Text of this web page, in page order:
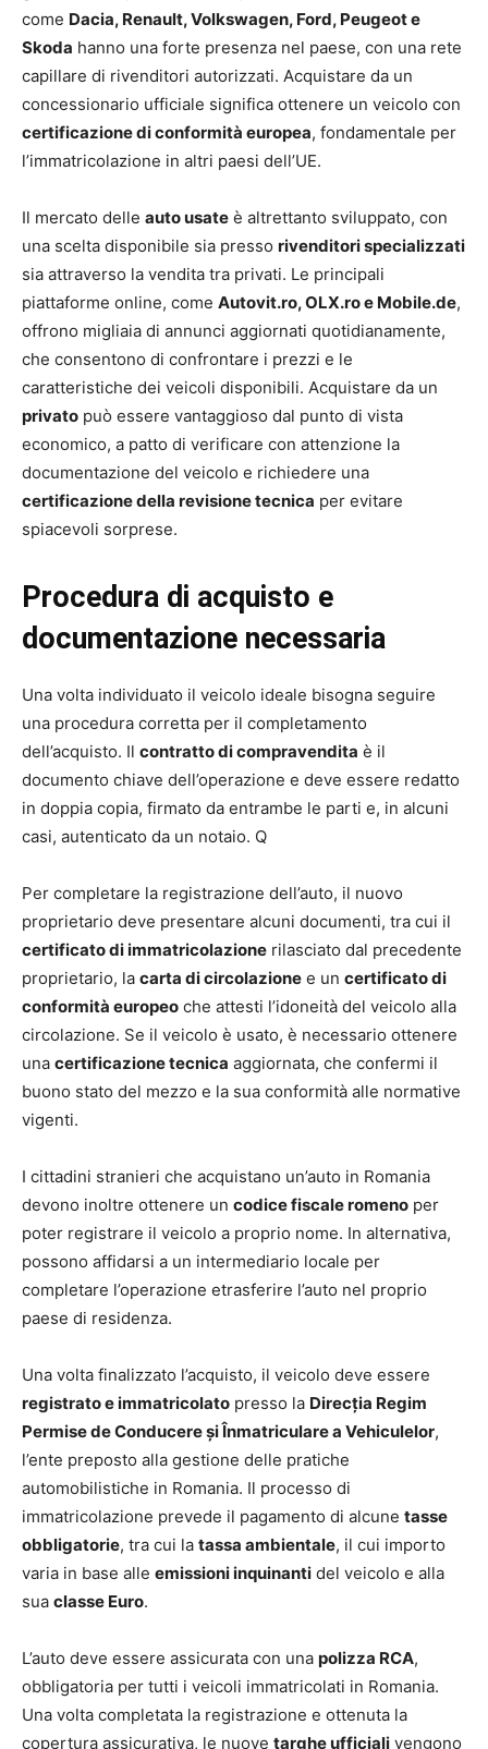
come Dacia, Renault, Volkswagen, Ford, Peugeot e
Skoda hanno una forte presenza nel paese, con una rete
capillare di rivenditori autorizzati. Acquistare da un
concessionario ufficiale significa ottenere un veicolo con
certificazione di conformità europea, fondamentale per
l’immatricolazione in altri paesi dell’UE.
Il mercato delle auto usate è altrettanto sviluppato, con
una scelta disponibile sia presso rivenditori specializzati
sia attraverso la vendita tra privati. Le principali
piattaforme online, come Autovit.ro, OLX.ro e Mobile.de,
offrono migliaia di annunci aggiornati quotidianamente,
che consentono di confrontare i prezzi e le
caratteristiche dei veicoli disponibili. Acquistare da un
privato può essere vantaggioso dal punto di vista
economico, a patto di verificare con attenzione la
documentazione del veicolo e richiedere una
certificazione della revisione tecnica per evitare
spiacevoli sorprese.
Procedura di acquisto e
documentazione necessaria
Una volta individuato il veicolo ideale bisogna seguire
una procedura corretta per il completamento
dell’acquisto. Il contratto di compravendita è il
documento chiave dell’operazione e deve essere redatto
in doppia copia, firmato da entrambe le parti e, in alcuni
casi, autenticato da un notaio. Q
Per completare la registrazione dell’auto, il nuovo
proprietario deve presentare alcuni documenti, tra cui il
certificato di immatricolazione rilasciato dal precedente
proprietario, la carta di circolazione e un certificato di
conformità europeo che attesti l’idoneità del veicolo alla
circolazione. Se il veicolo è usato, è necessario ottenere
una certificazione tecnica aggiornata, che confermi il
buono stato del mezzo e la sua conformità alle normative
vigenti.
I cittadini stranieri che acquistano un’auto in Romania
devono inoltre ottenere un codice fiscale romeno per
poter registrare il veicolo a proprio nome. In alternativa,
possono affidarsi a un intermediario locale per
completare l’operazione etrasferire l’auto nel proprio
paese di residenza.
Una volta finalizzato l’acquisto, il veicolo deve essere
registrato e immatricolato presso la Direcția Regim
Permise de Conducere și Înmatriculare a Vehiculelor,
l’ente preposto alla gestione delle pratiche
automobilistiche in Romania. Il processo di
immatricolazione prevede il pagamento di alcune tasse
obbligatorie, tra cui la tassa ambientale, il cui importo
varia in base alle emissioni inquinanti del veicolo e alla
sua classe Euro.
L’auto deve essere assicurata con una polizza RCA,
obbligatoria per tutti i veicoli immatricolati in Romania.
Una volta completata la registrazione e ottenuta la
copertura assicurativa, le nuove targhe ufficiali vengono